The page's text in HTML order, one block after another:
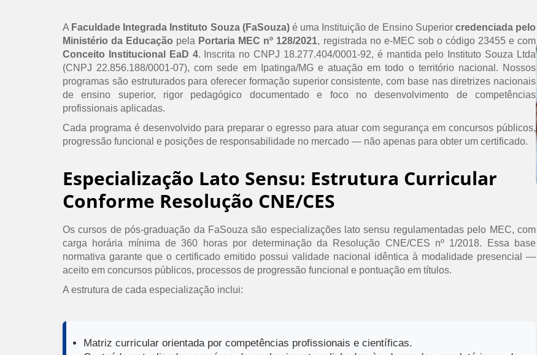
A Faculdade Integrada Instituto Souza (FaSouza)é uma Instituição de Ensino Superior credenciada pelo
Ministério da Educação pela Portaria MEC nº 128/2021, registrada no e-MEC sob o código 23455 e com
Conceito Institucional EaD 4. Inscrita no CNPJ 18.277.404/0001-92, é mantida pelo Instituto Souza Ltda
(CNPJ 22.856.188/0001-07), com sede em Ipatinga/MG e atuação em todo o território nacional. Nossos
programas são estruturados para oferecer formação superior consistente, com base nas diretrizes nacionais
de ensino superior, rigor pedagógico documentado e foco no desenvolvimento de competências
profissionais aplicadas.
Cada programa é desenvolvido para preparar o egresso para atuar com segurança em concursos públicos,
progressão funcional e posições de responsabilidade no mercado — não apenas para obter um certificado.
Especialização Lato Sensu: Estrutura Curricular
Conforme Resolução CNE/CES
Os cursos de pós-graduação da FaSouza são especializações lato sensu regulamentadas pelo MEC, com
carga horária mínima de 360 horas por determinação da Resolução CNE/CES nº 1/2018. Essa base
normativa garante que o certificado emitido possui validade nacional idêntica à modalidade presencial —
aceito em concursos públicos, processos de progressão funcional e pontuação em títulos.
A estrutura de cada especialização inclui:
Matriz curricular orientada por competências profissionais e científicas.